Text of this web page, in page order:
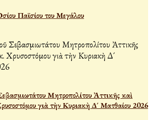
Παϊσίου του Μεγάλου
Μητροπολίτου Ἀττικῆς καὶ
γιὰ τὴν Κυριακὴ Δ´ Ματθαίου 2026